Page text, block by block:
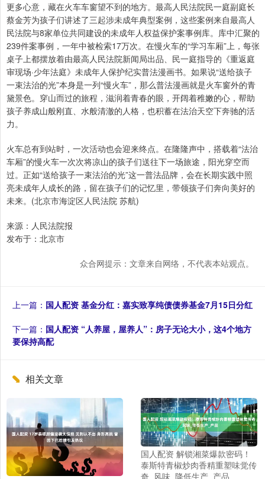
更多心意，藏在火车车窗望不到的地方。最高人民法院民一庭副庭长
蔡金芳为孩子们讲述了三起涉未成年典型案例，这些案例来自最高人
民法院与8家单位共同建设的未成年人权益保护案事例库。库中汇聚的
239件案事例，一年中被检索17万次。在慢火车的“学习车厢”上，每张
桌子上都摆放着由最高人民法院新闻局出品、民一庭指导的《重返庭
审现场·少年法庭》未成年人保护纪实普法漫画书。如果说“送给孩子
一束法治的光”本身是一列“慢火车”，那么普法漫画就是火车窗外的青
黛景色。穿山而过的旅程，滋润着青春的眼，开阔着稚嫩的心，帮助
孩子养成山般刚直、水般清澈的人格，也积蓄在法治天空下奔驰的活
力。
火车总有到站时，一次活动也会迎来终点。在隆隆声中，搭载着“法治
车厢”的慢火车一次次将凉山的孩子们送往下一场旅途，阳光穿空而
过。正如“送给孩子一束法治的光”这一普法品牌，会在长期实践中照
亮未成年人成长的路，留在孩子们的记忆里，带领孩子们奔向美好的
未来。(北京市海淀区人民法院 苏航)
来源：人民法院报
发布于：北京市
众合网提示：文章来自网络，不代表本站观点。
上一篇： 国人配资 基金分红：嘉实致享纯债债券基金7月15日分红
下一篇： 国人配资 “人养屋，屋养人”：房子无论大小，这4个地方
要保持高配
相关文章
国人配资 解锁湘菜爆款密码！
泰斯特青椒炒肉香精重塑味觉传
奇_风味_降低生产_产品